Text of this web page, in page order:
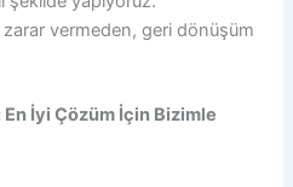
zarar vermeden, geri dönüşüm
En İyi Çözüm İçin Bizimle